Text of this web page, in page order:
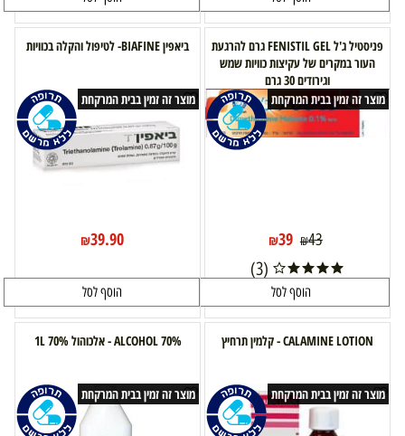
פניסטיל ג'ל FENISTIL GEL גרם להרגעת
העור במקרים של עקיצות כוויות שמש
וגירודים 30 גרם
מוצר זה זמין בבית המרקחת
₪43
₪39
(3)
הוסף לסל
ביאפין BIAFINE- לטיפול והקלה בכוויות
מוצר זה זמין בבית המרקחת
₪39.90
הוסף לסל
CALAMINE LOTION - קלמין תרחיץ
מוצר זה זמין בבית המרקחת
ALCOHOL 70% - אלכוהול 70% 1L
מוצר זה זמין בבית המרקחת